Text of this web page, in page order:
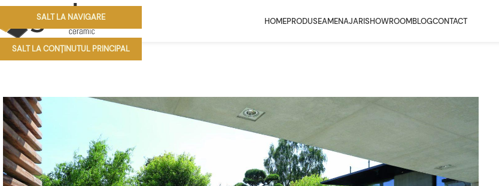
SALT LA NAVIGARE
SALT LA CONȚINUTUL PRINCIPAL
HOMEPRODUSEAMENAJARISHOWROOMBLOGCONTACT